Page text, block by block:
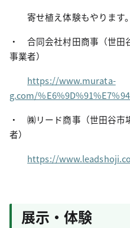
寄せ植え体験もやります。
・ 合同会社村田商事（世田
事業者）
https://www.murata-
g.com/
・ ㈱リード商事（世田谷市
者）
https://
展示・体験